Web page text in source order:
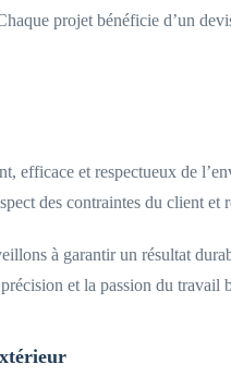
projet bénéficie d’un
efficace et respectueux de
des contraintes du client et
à garantir un résultat
et la passion du travail